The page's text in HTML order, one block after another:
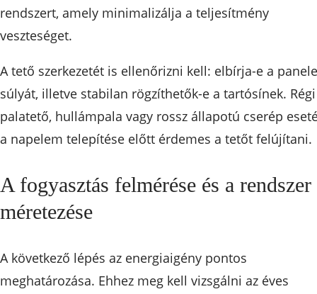
rendszert, amely minimalizálja a teljesítmény
veszteséget.
A tető szerkezetét is ellenőrizni kell: elbírja-e a
súlyát, illetve stabilan rögzíthetők-e a tartósínek. Régi
palatető, hullámpala vagy rossz állapotú cserép
a napelem telepítése előtt érdemes a tetőt felújítani.
A fogyasztás felmérése és a rendszer
méretezése
A következő lépés az energiaigény pontos
meghatározása. Ehhez meg kell vizsgálni az éves